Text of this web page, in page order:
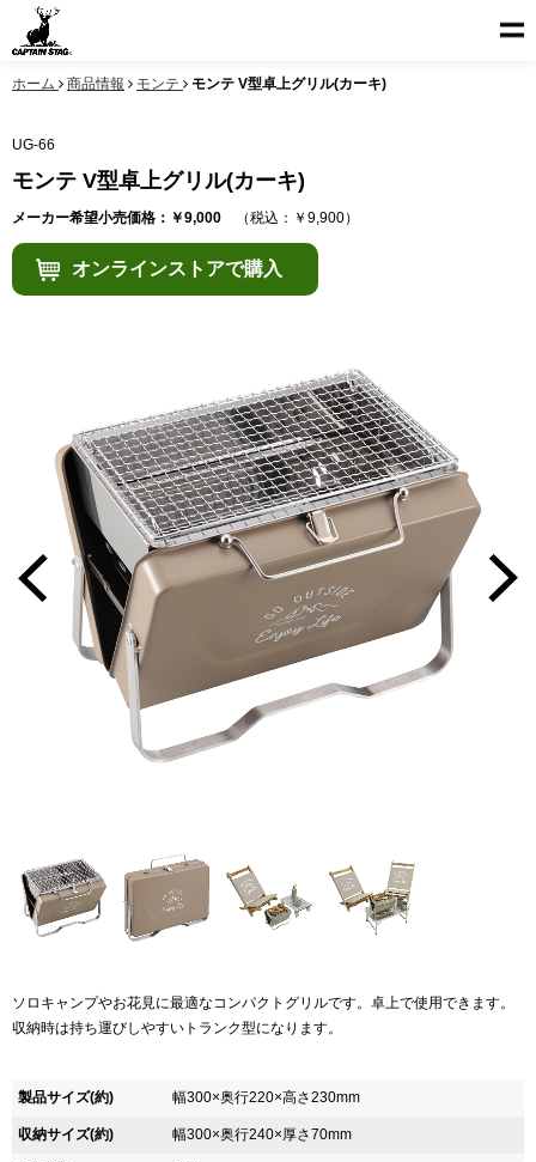
ホーム 商品情報 モンテ モンテ V型卓上グリル(カーキ)
UG-66
モンテ V型卓上グリル(カーキ)
メーカー希望小売価格：￥9,000 （税込：￥9,900）
オンラインストアで購入
ソロキャンプやお花見に最適なコンパクトグリルです。卓上で使用できます。
収納時は持ち運びしやすいトランク型になります。
製品サイズ(約) 幅300×奥行220×高さ230mm
収納サイズ(約) 幅300×奥行240×厚さ70mm